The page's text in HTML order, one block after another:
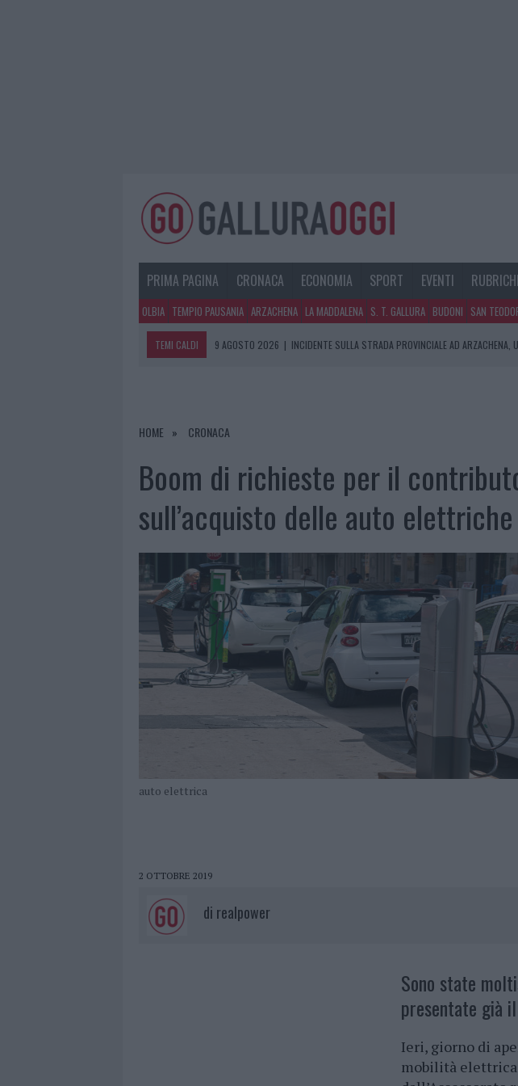
PRIMA PAGINA CRONACA ECONOMIA SPORT EVENTI
OLBIA TEMPIO PAUSANIA ARZACHENA LA MADDALENA S. T. GALLURA BUDONI SAN
TEMI CALDI 9 AGOSTO 2026 | INCIDENTE SULLA STRADA PROVINCIALE AD ARZACHENA,
8 AGOSTO 2026
|
HOME CRONACA
Boom di richieste per il
sull’acquisto delle auto
auto elettrica
2 OTTOBRE 2019
di realpower
Sono state
presentate già
Ieri, giorno di
mobilità